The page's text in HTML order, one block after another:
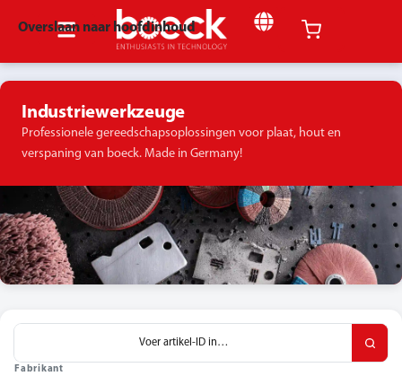
Overslaan naar hoofdinhoud
Industriewerkzeuge
Professionele gereedschapsoplossingen voor plaat, hout en
verspaning van boeck. Made in Germany!
Fabrikant